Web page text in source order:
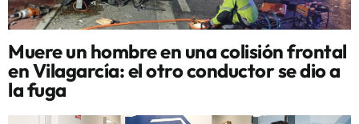
Muere un hombre en una colisión frontal
en Vilagarcía: el otro conductor se dio a
la fuga